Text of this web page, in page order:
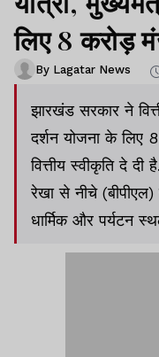
लिए 8 करोड़
By Lagatar News
झारखंड सरकार ने
दर्शन योजना के लिए
वित्तीय स्वीकृति दे दी
रेखा से नीचे (बीपीएल)
धार्मिक और पर्यटन